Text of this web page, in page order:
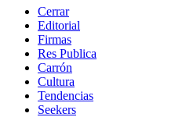
Cerrar
Editorial
Firmas
Res Publica
Carrón
Cultura
Tendencias
Seekers